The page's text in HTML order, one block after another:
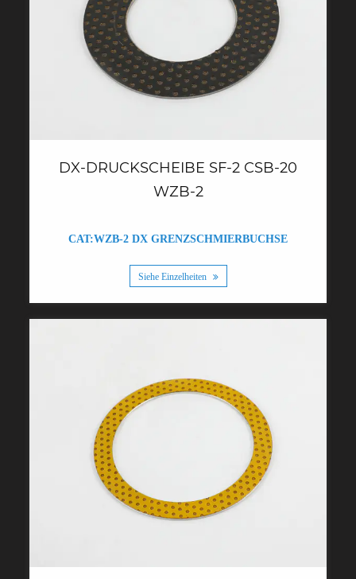
DX-DRUCKSCHEIBE SF-2 CSB-20
WZB-2
CAT:WZB-2 DX GRENZSCHMIERBUCHSE
Siehe Einzelheiten